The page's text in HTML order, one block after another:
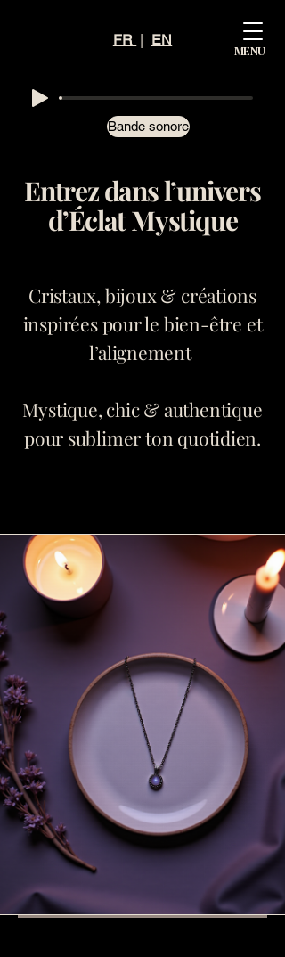
Mystiq
ue
Éclat
FR | EN
MENU
Bande sonore
Entrez dans l’univers
d’Éclat Mystique
Cristaux, bijoux & créations
inspirées pour le bien-être et
l’alignement
Mystique, chic & authentique
pour sublimer ton quotidien.